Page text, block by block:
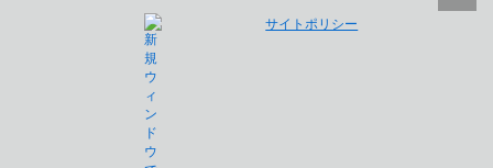
サイトポリシー